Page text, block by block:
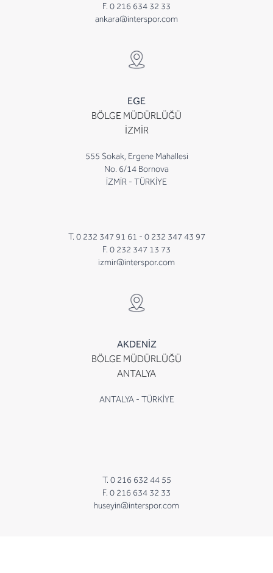
F. 0 216 634 32 33
ankara@interspor.com
EGE
BÖLGE MÜDÜRLÜĞÜ
İZMİR
555 Sokak, Ergene Mahallesi
No. 6/14 Bornova
İZMİR - TÜRKİYE
T. 0 232 347 91 61 - 0 232 347 43 97
F. 0 232 347 13 73
izmir@interspor.com
AKDENİZ
BÖLGE MÜDÜRLÜĞÜ
ANTALYA
ANTALYA - TÜRKİYE
T. 0 216 632 44 55
F. 0 216 634 32 33
huseyin@interspor.com